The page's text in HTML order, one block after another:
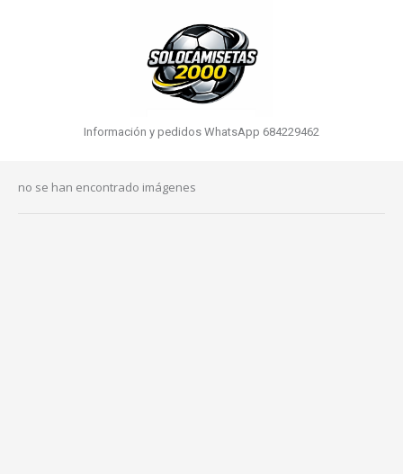
Información y pedidos WhatsApp 684229462
no se han encontrado imágenes